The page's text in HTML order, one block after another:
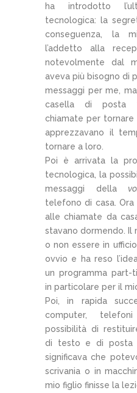
ha introdotto
tecnologica: la
conseguenza, la
l’addetto alla
notevolmente dal
aveva più bisogno di
messaggi per me,
casella di posta
chiamate per tornare
apprezzavano il
tornare a loro.
Poi è arrivata la
tecnologica, la
messaggi della
telefono di casa.
alle chiamate da
stavano dormendo. Il
o non essere in
ovvio e ha reso
un programma part-
in particolare per il
Poi, in rapida
computer,
possibilità di
di testo e di posta
significava che
scrivania o in
mio figlio finisse la